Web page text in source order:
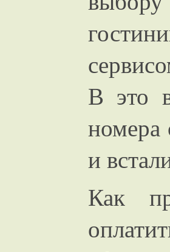
В это
номера
и
Как